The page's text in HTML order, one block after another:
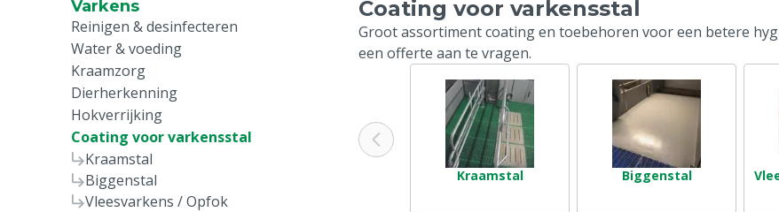
Varkens
Reinigen & desinfecteren
Water & voeding
Kraamzorg
Dierherkenning
Hokverrijking
Coating voor varkensstal
Kraamstal
Biggenstal
Vleesvarkens / Opfok
Coating voor varkensstal
Groot assortiment coating en toebehoren voor een betere
een offerte aan te vragen.
Kraamstal Biggenstal